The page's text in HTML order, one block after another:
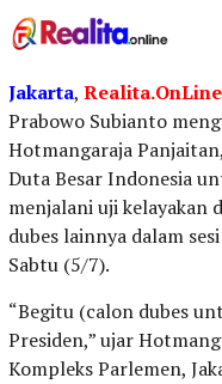
Jakarta, Realita.OnLine
Prabowo Subianto
Hotmangaraja
Duta Besar Indonesia
menjalani uji kelayakan
dubes lainnya dalam
Sabtu (5/7).
“Begitu (calon dubes
Presiden,” ujar
Kompleks Parlemen,